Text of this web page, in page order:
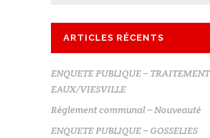
ARTICLES RÉCENTS
ENQUETE PUBLIQUE –
EAUX/VIESVILLE
Règlement communal – Nouveauté
ENQUETE PUBLIQUE – GOSSELIES